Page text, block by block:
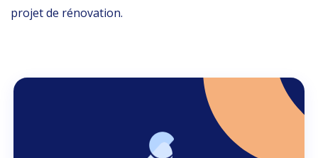
projet de rénovation.